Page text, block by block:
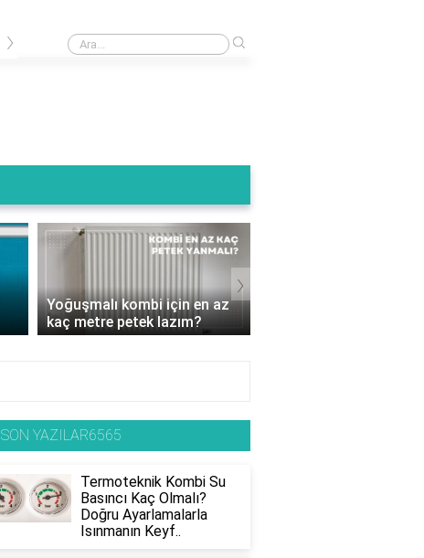
Kombi baca ucu kuşluk ne ise yarar?
›
Yoğuşmalı kombi için en az
kaç metre petek lazım?
›
SON YAZILAR6565
Termoteknik Kombi Su
Basıncı Kaç Olmalı?
Doğru Ayarlamalarla
Isınmanın Keyf..